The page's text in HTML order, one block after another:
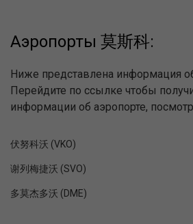
Аэропорты 莫斯科:
Ниже представлена информация
Перейдите по ссылке чтобы
информации об аэропорте,
伏努科沃 (VKO)
谢列梅捷沃 (SVO)
多莫杰多沃 (DME)